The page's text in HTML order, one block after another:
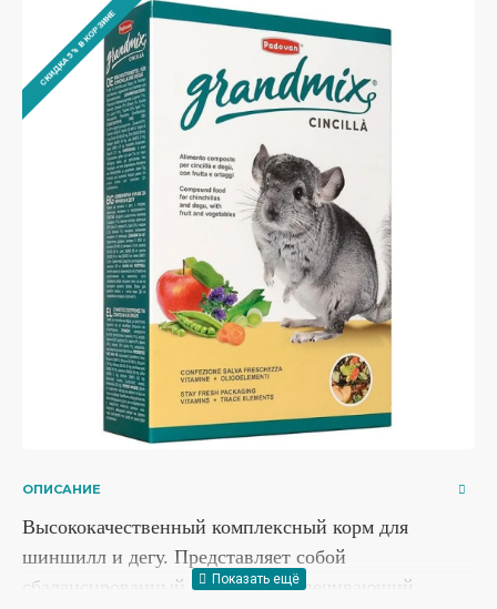
СКИДКА 5% В КОРЗИНЕ
ОПИСАНИЕ
Высококачественный комплексный корм для
шиншилл и дегу. Представляет собой
сбалансированный рацион, обеспечивающий